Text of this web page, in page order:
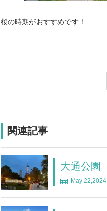
桜の時期がおすすめです！
関連記事
大通公園
May 22,2024